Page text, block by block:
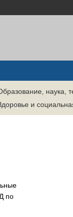
наука,
и
по